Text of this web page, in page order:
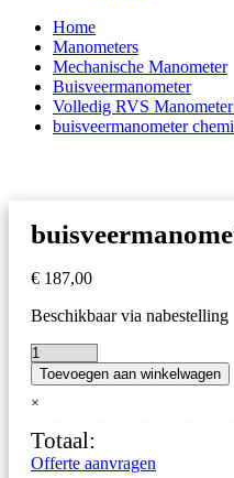
Home
Manometers
Mechanische Manometer
Buisveermanometer
Volledig RVS
buisveermanometer
€ 187,00
Beschikbaar via nabestelling
buisveermanometer
chemie,
160
-1/0
bar,
Toevoegen aan winkelwagen
×
Totaal:
Offerte aanvragen